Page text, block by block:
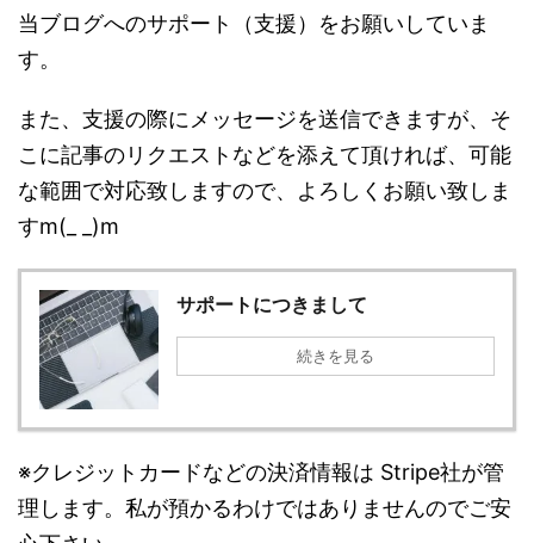
当ブログへのサポート（支援）をお願いしていま
す。
また、支援の際にメッセージを送信できますが、そ
こに記事のリクエストなどを添えて頂ければ、可能
な範囲で対応致しますので、よろしくお願い致しま
すm(_ _)m
サポートにつきまして
続きを見る
※クレジットカードなどの決済情報は Stripe社が管
理します。私が預かるわけではありませんのでご安